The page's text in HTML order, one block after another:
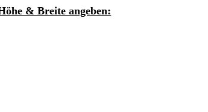
& Breite angeben: